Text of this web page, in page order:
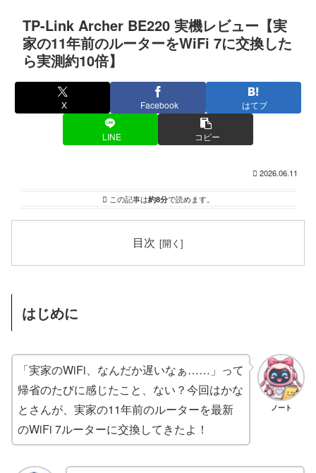
TP-Link Archer BE220 実機レビュー【実
家の11年前のルーターをWiFi 7に交換した
ら実測約10倍】
X Facebook はてブ
LINE コピー
2026.06.11
この記事は約8分で読めます。
目次
はじめに
ノート
「実家のWiFi、なんだか遅いなぁ……」って
帰省のたびに感じたこと、ない？今回はかな
とさんが、実家の11年前のルーターを最新
のWiFi 7ルーターに交換してきたよ！